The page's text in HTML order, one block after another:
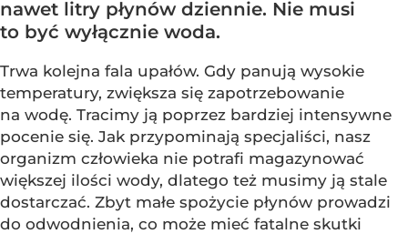
nawet litry płynów dziennie. Nie musi
to być wyłącznie woda.
Trwa kolejna fala upałów. Gdy panują wysokie
temperatury, zwiększa się zapotrzebowanie
na wodę. Tracimy ją poprzez bardziej intensywne
pocenie się. Jak przypominają specjaliści, nasz
organizm człowieka nie potrafi magazynować
większej ilości wody, dlatego też musimy ją stale
dostarczać. Zbyt małe spożycie płynów prowadzi
do odwodnienia, co może mieć fatalne skutki